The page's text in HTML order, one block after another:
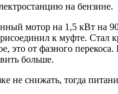
на бензине.
мотор на 1,5 кВт на
к муфте. Стал
это от фазного
больше.
не снижать, тогда